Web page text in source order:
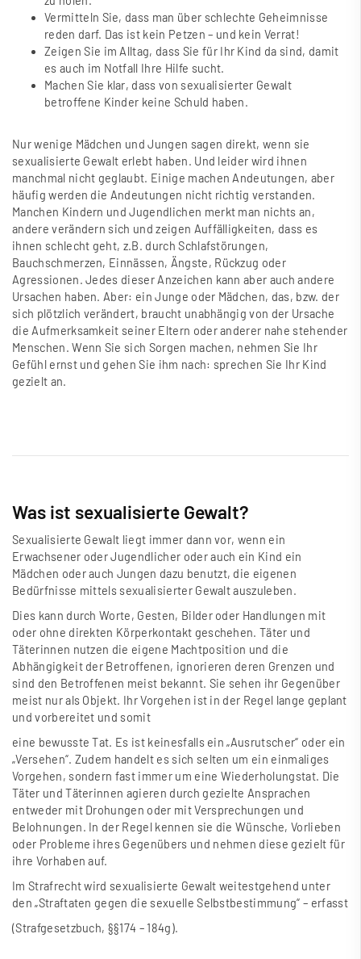
Vermitteln Sie, dass man über schlechte Geheimnisse
reden darf. Das ist kein Petzen – und kein Verrat!
Zeigen Sie im Alltag, dass Sie für Ihr Kind da sind, damit
es auch im Notfall Ihre Hilfe sucht.
Machen Sie klar, dass von sexualisierter Gewalt
betroffene Kinder keine Schuld haben.
​Nur wenige Mädchen und Jungen sagen direkt, wenn sie
sexualisierte Gewalt erlebt haben. Und leider wird ihnen
manchmal nicht geglaubt. Einige machen Andeutungen, aber
häufig werden die Andeutungen nicht richtig verstanden.
Manchen Kindern und Jugendlichen merkt man nichts an,
andere verändern sich und zeigen Auffälligkeiten, dass es
ihnen schlecht geht, z.B. durch Schlafstörungen,
Bauchschmerzen, Einnässen, Ängste, Rückzug oder
Agressionen. Jedes dieser Anzeichen kann aber auch andere
Ursachen haben. Aber: ein Junge oder Mädchen, das, bzw. der
sich plötzlich verändert, braucht unabhängig von der Ursache
die Aufmerksamkeit seiner Eltern oder anderer nahe stehender
Menschen. Wenn Sie sich Sorgen machen, nehmen Sie Ihr
Gefühl ernst und gehen Sie ihm nach: sprechen Sie Ihr Kind
gezielt an.
Was ist sexualisierte Gewalt?
Sexualisierte Gewalt liegt immer dann vor, wenn ein
Erwachsener oder Jugendlicher oder auch ein Kind ein
Mädchen oder auch Jungen dazu benutzt, die eigenen
Bedürfnisse mittels sexualisierter Gewalt auszuleben.
Dies kann durch Worte, Gesten, Bilder oder Handlungen mit
oder ohne direkten Körperkontakt geschehen. Täter und
Täterinnen nutzen die eigene Machtposition und die
Abhängigkeit der Betroffenen, ignorieren deren Grenzen und
sind den Betroffenen meist bekannt. Sie sehen ihr Gegenüber
meist nur als Objekt. Ihr Vorgehen ist in der Regel lange geplant
und vorbereitet und somit
eine bewusste Tat. Es ist keinesfalls ein „Ausrutscher“ oder ein
„Versehen“. Zudem handelt es sich selten um ein einmaliges
Vorgehen, sondern fast immer um eine Wiederholungstat. Die
Täter und Täterinnen agieren durch gezielte Ansprachen
entweder mit Drohungen oder mit Versprechungen und
Belohnungen. In der Regel kennen sie die Wünsche, Vorlieben
oder Probleme ihres Gegenübers und nehmen diese gezielt für
ihre Vorhaben auf.
Im Strafrecht wird sexualisierte Gewalt weitestgehend unter
den „Straftaten gegen die sexuelle Selbstbestimmung“ – erfasst
(Strafgesetzbuch, §§174 – 184g).